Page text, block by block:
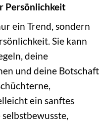
Persönlichkeit
ein Trend, sondern
Sie kann
deine
und deine Botschaft
ein sanftes